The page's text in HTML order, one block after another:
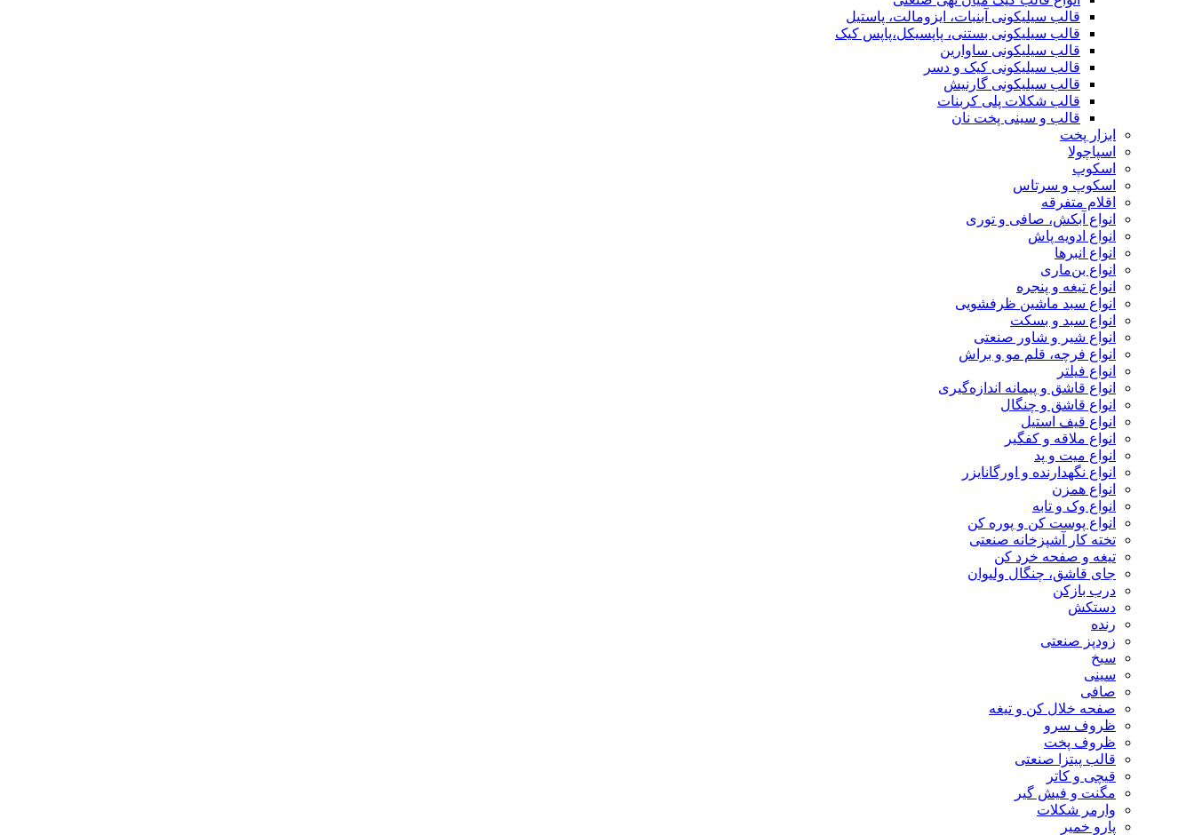
قالب سیلیکونی آبنبات، ایزومالت، پاستیل
قالب سیلیکونی بستنی، پاپسیکل،پاپس کیک
قالب سیلیکونی ساوارین
قالب سیلیکونی کیک و دسر
قالب سیلیکونی گارنیش
قالب شکلات پلی کربنات
قالب و سینی پخت نان
ابزار پخت
اسپاچولا
اسکوپ
اسکوپ و سرتاس
اقلام متفرقه
انواع آبکش، صافی و توری
انواع ادویه پاش
انواع انبرها
انواع بن‌ماری
انواع تیغه و پنجره
انواع سبد ماشین ظرفشویی
انواع سبد و بسکت
انواع شیر و شاور صنعتی
انواع فرچه، قلم مو و براش
انواع فیلتر
انواع قاشق و پیمانه اندازه‌گیری
انواع قاشق و چنگال
انواع قیف استیل
انواع ملاقه و کفگیر
انواع میت و پد
انواع نگهدارنده و اورگانایزر
انواع همزن
انواع وک و تابه
انواع پوست کن و پوره کن
تخته کار آشپزخانه صنعتی
تیغه و صفحه خرد کن
جای قاشق، چنگال ولیوان
درب بازکن
دستکش
رنده
زودپز صنعتی
سیخ
سینی
صافی
صفحه خلال کن و تیغه
ظروف سرو
ظروف پخت
قالب پیتزا صنعتی
قیچی و کاتر
مگنت و فیش گیر
وارمر شکلات
پارو خمیر